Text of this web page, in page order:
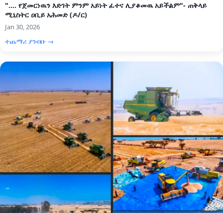
".... የጀመርነዉን እድገት ምንም አይነት ፈተና ሊያቆመዉ አይችልም"- ጠቅላይ
ሚኒስትር ዐቢይ አሕመድ (ዶ/ር)
Jan 30, 2026
ተጨማሪ ያንብቡ →